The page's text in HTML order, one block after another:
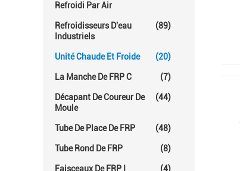
Refroidi Par Air
Refroidisseurs D'eau
Industriels
(89)
Unité Chaude Et Froide (20)
La Manche De FRP C (7)
Décapant De Coureur De
Moule
(44)
Tube De Place De FRP (48)
Tube Rond De FRP (8)
Faisceaux De FRP I (4)